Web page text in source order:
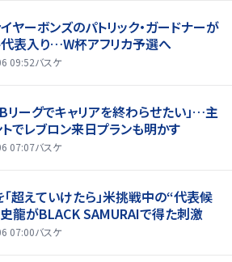
ヤーボンズのパトリック・ガードナーが
表入り…W杯アフリカ予選へ
09:52バスケ
リーグでキャリアを終わらせたい」…主
でレブロン来日プランも明かす
07:07バスケ
超えていけたら」米挑戦中の“代表候
龍がBLACK SAMURAIで得た刺激
07:00バスケ